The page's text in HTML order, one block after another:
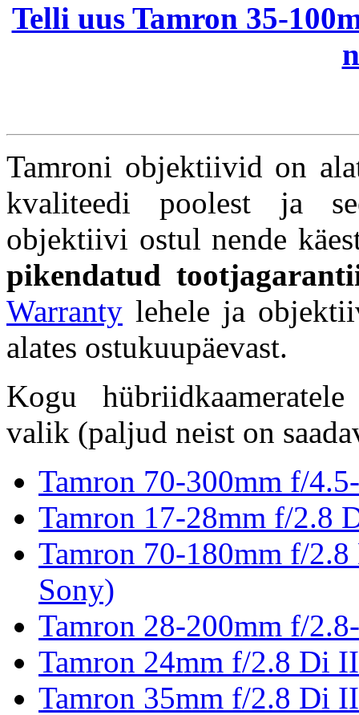
Telli uus Tamron 35-
Tamroni objektiivid on
kvaliteedi poolest ja
objektiivi ostul nende
pikendatud
Warranty lehele ja
alates ostukuupäevast.
Kogu
valik (paljud neist on
Tamron 70-300mm f/
Tamron 17-28mm f/2.8
Tamron 70-180mm f/
Sony)
Tamron 28-200mm f/
Tamron 24mm f/2.8 Di
Tamron 35mm f/2.8 Di